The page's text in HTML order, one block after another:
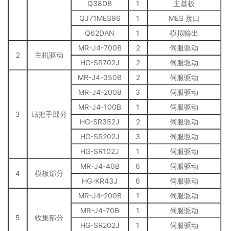
Q38DB
1
主基板
QJ71MES96
1
MES 接口
Q62DAN
1 模拟输出
2 主机驱动
MR-J4-700B 2
伺服驱动
HG-SR702J
2 伺服驱动
3 贴把手部分
MR-J4-350B 2
伺服驱动
MR-J4-200B
3
伺服驱动
MR-J4-100B
1
伺服驱动
HG-SR352J
2
伺服驱动
HG-SR202J
3
伺服驱动
HG-SR102J
1 伺服驱动
4 模板部分
MR-J4-40B 6
伺服驱动
HG-KR43J
6 伺服驱动
5 收集部分
MR-J4-200B 1
伺服驱动
MR-J4-70B
1
伺服驱动
HG-SR202J
1
伺服驱动